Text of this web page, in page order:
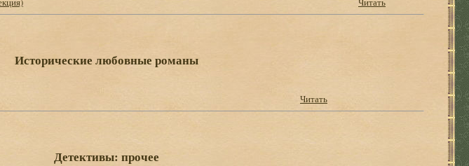
Исторические любовные романы
Читать
Детективы: прочее